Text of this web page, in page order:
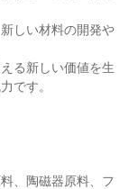
しい材料の開発や
る新しい価値を生
です。
、陶磁器原料、フ